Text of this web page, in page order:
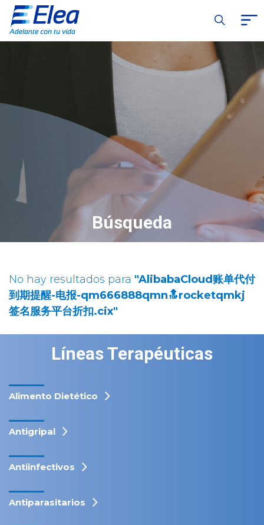
Búsqueda
No hay resultados para "AlibabaCloud账单代付
到期提醒-电报-qm666888qmn🔝rocketqmkj
签名服务平台折扣.cix"
Líneas Terapéuticas
Alimento Dietético
Antigripal
Antiinfectivos
Antiparasitarios